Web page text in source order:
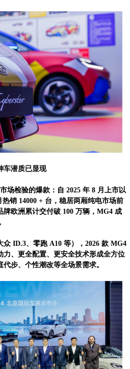
车潜质已显现
场检验的爆款：自 2025 年 8 月上市以
销 14000 + 台，稳居两厢纯电市场前
欧洲累计交付破 100 万辆，MG4 成
ID.3、零跑 A10 等），2026 款 MG4
力、更全配置、更安全技术形成全方位
步、个性潮改等全场景需求。